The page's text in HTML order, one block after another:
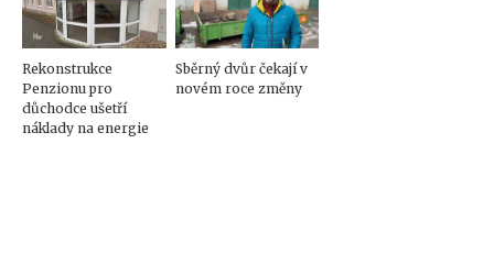
Rekonstrukce
Penzionu pro
důchodce ušetří
náklady na energie
Sběrný dvůr čekají v
novém roce změny